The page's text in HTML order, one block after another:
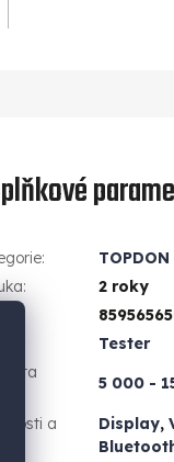
:
TOPDON
:
2 roky
Tester
5 000 -
a
Display,